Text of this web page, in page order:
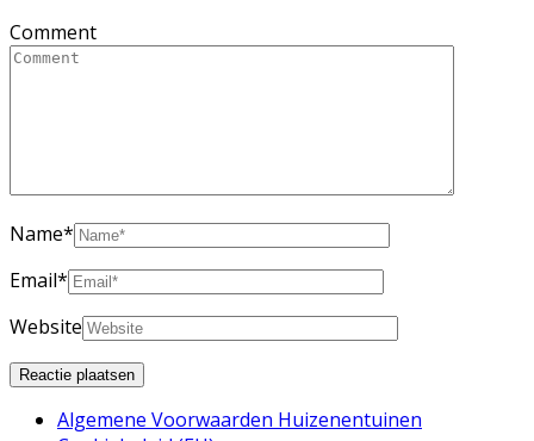
Comment
Name*
Email*
Website
Algemene Voorwaarden Huizenentuinen